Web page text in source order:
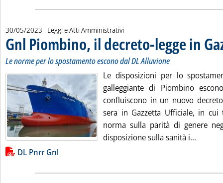
30/05/2023 - Leggi e Atti Amministrativi
Gnl Piombino, il decreto-legge in
Le norme per lo spostamento escono dal DL Alluvione
Le disposizioni per lo
galleggiante di Piombino
confluiscono in un nuovo
sera in Gazzetta Ufficiale, in cui
norma sulla parità di genere
disposizione sulla sanità i...
Lista allegati PDF alla notizia
DL Pnrr Gnl